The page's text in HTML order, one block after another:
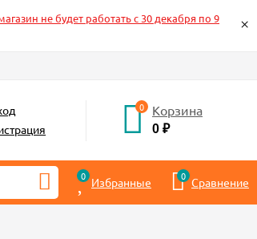
не будет работать с 30 декабря по 9
×
0 Корзина
0₽
0 Избранные 0 Сравнение